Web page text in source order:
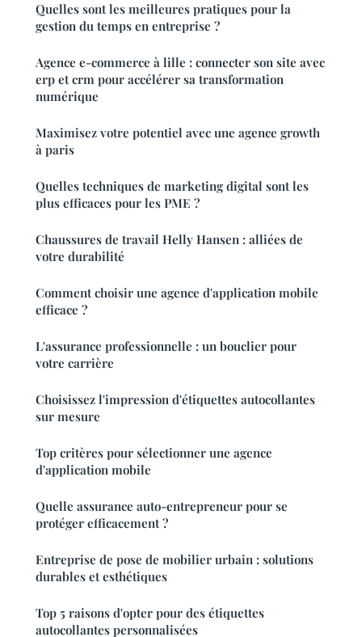
Quelles sont les meilleures pratiques pour la
gestion du temps en entreprise ?
Agence e-commerce à lille : connecter son site avec
erp et crm pour accélérer sa transformation
numérique
Maximisez votre potentiel avec une agence growth
à paris
Quelles techniques de marketing digital sont les
plus efficaces pour les PME ?
Chaussures de travail Helly Hansen : alliées de
votre durabilité
Comment choisir une agence d'application mobile
efficace ?
L'assurance professionnelle : un bouclier pour
votre carrière
Choisissez l'impression d'étiquettes autocollantes
sur mesure
Top critères pour sélectionner une agence
d'application mobile
Quelle assurance auto-entrepreneur pour se
protéger efficacement ?
Entreprise de pose de mobilier urbain : solutions
durables et esthétiques
Top 5 raisons d'opter pour des étiquettes
autocollantes personnalisées